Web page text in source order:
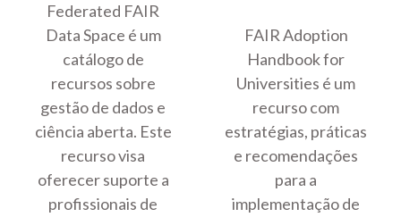
Federated FAIR
Data Space é um
catálogo de
recursos sobre
gestão de dados e
ciência aberta. Este
recurso visa
oferecer suporte a
profissionais de
FAIR Adoption
Handbook for
Universities é um
recurso com
estratégias, práticas
e recomendações
para a
implementação de